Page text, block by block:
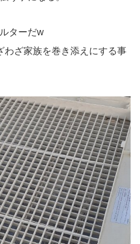
ターだw
わざ家族を巻き添えにする事